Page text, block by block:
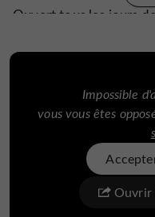
Ouvert tous les jours
immersiveoù l'art
Si vous recherchez
des activités pour
intérieur ou tout
incontournable de
Impossible
vous vous êtes
Ouvrir